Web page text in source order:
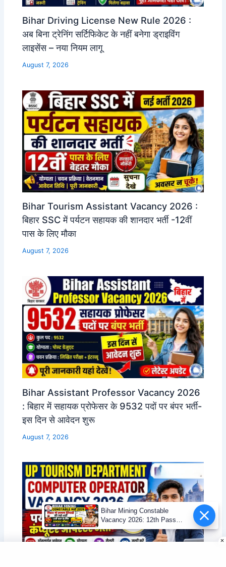
Bihar Driving License New Rule 2026 :
अब बिना ट्रेनिंग सर्टिफिकेट के नहीं बनेगा ड्राइविंग
लाइसेंस – नया नियम लागू
August 7, 2026
Bihar Tourism Assistant Vacancy 2026 :
बिहार SSC में पर्यटन सहायक की शानदार भर्ती -12वीं
पास के लिए मौका
August 7, 2026
Bihar Assistant Professor Vacancy 2026
: बिहार में सहायक प्रोफेसर के 9532 पदों पर बंपर भर्ती-
इस दिन से आवेदन शुरू
August 7, 2026
Bihar Mining Constable
Vacancy 2026: 12th Pass
Mining Sipahi Bharti
Notification